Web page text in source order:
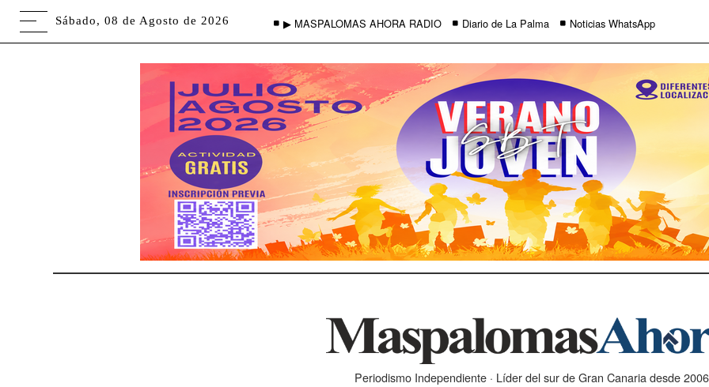
Sábado, 08 de Agosto de 2026 ▶ MASPALOMAS AHORA RADIO Diario de La Palma Noticias WhatsApp
Periodismo Independiente · Líder del sur de Gran Canaria desde 2006